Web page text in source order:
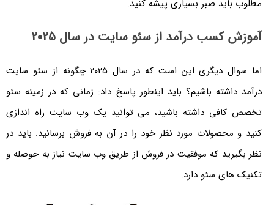
مطلوب باید صبر بسیاری پیشه کنید.
آموزش کسب درآمد از سئو سایت در سال 2025
اما سوال دیگری این است که در سال 2025 چگونه از سئو سایت
درآمد داشته باشیم؟ باید اینطور پاسخ داد: زمانی که در زمینه سئو
تخصص کافی داشته باشید، می توانید یک وب سایت راه اندازی
کنید و محصولات مورد نظر خود را در آن به فروش برسانید. باید در
نظر بگیرید که موفقیت در فروش از طریق وب سایت نیاز به حوصله و
تکنیک های سئو دارد.